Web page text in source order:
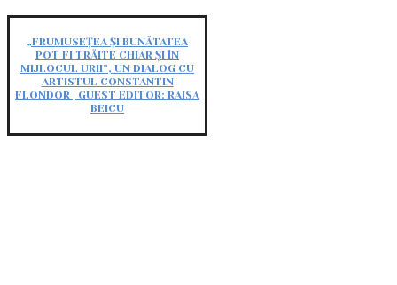
„FRUMUSEȚEA ȘI BUNĂTATEA
POT FI TRĂITE CHIAR ȘI ÎN
MIJLOCUL URII”, UN DIALOG CU
ARTISTUL CONSTANTIN
FLONDOR | GUEST EDITOR: RAISA
BEICU